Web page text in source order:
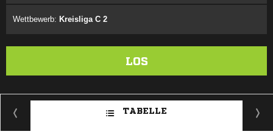
Wettbewerb: Kreisliga C 2
LOS
TABELLE